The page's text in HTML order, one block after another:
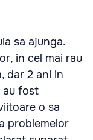
sa ajunga.
in cel mai rau
dar 2 ani in
au fost
o sa
problemelor